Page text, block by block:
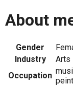
About
Gender
Industry
Arts
Occupation